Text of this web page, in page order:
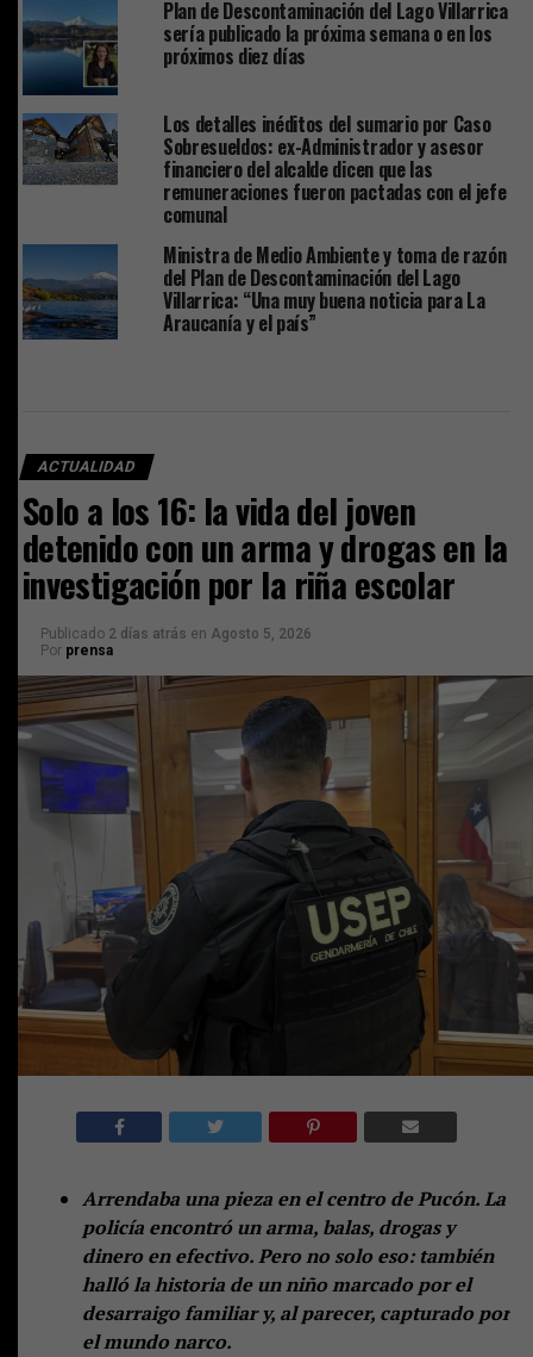
Plan de Descontaminación del Lago Villarrica
sería publicado la próxima semana o en los
próximos diez días
Los detalles inéditos del sumario por Caso
Sobresueldos: ex-Administrador y asesor
financiero del alcalde dicen que las
remuneraciones fueron pactadas con el jefe
comunal
Ministra de Medio Ambiente y toma de razón
del Plan de Descontaminación del Lago
Villarrica: “Una muy buena noticia para La
Araucanía y el país”
ACTUALIDAD
Solo a los 16: la vida del joven
detenido con un arma y drogas en la
investigación por la riña escolar
Publicado 2 días atrás en Agosto 5, 2026
Por prensa
Arrendaba una pieza en el centro de Pucón. La
policía encontró un arma, balas, drogas y
dinero en efectivo. Pero no solo eso: también
halló la historia de un niño marcado por el
desarraigo familiar y, al parecer, capturado por
el mundo narco.